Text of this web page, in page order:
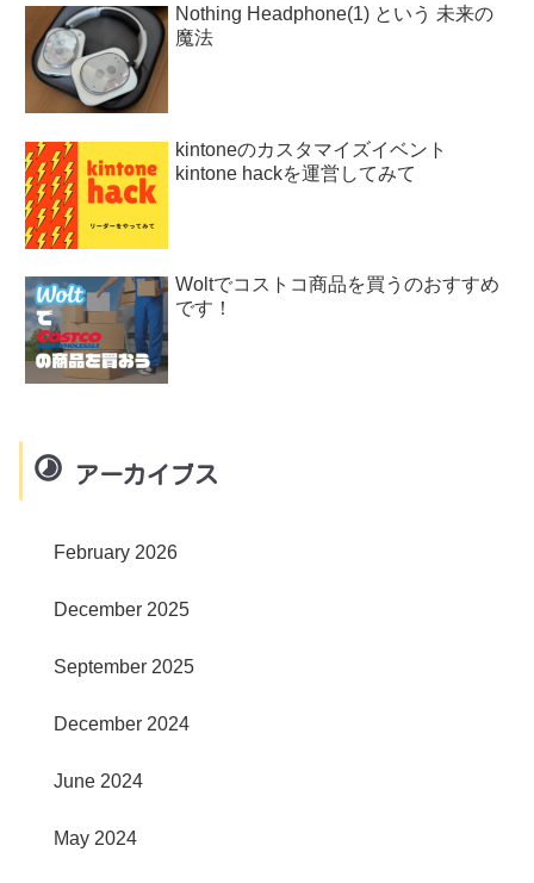
Nothing Headphone(1) という 未来の
魔法
kintoneのカスタマイズイベント
kintone hackを運営してみて
Woltでコストコ商品を買うのおすすめ
です！
アーカイブス
February 2026
December 2025
September 2025
December 2024
June 2024
May 2024